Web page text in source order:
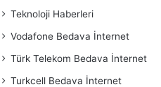
Teknoloji Haberleri
Vodafone Bedava İnternet
Türk Telekom Bedava İnternet
Turkcell Bedava İnternet